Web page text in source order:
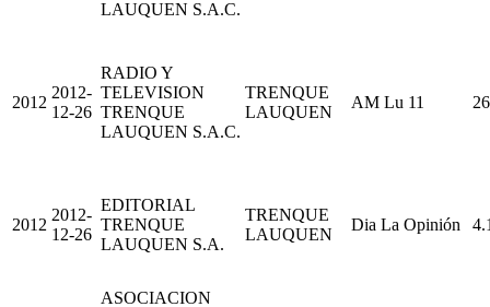
LAUQUEN S.A.C.
2012
2012-
12-26
RADIO Y
TELEVISION
TRENQUE
LAUQUEN S.A.C.
TRENQUE
LAUQUEN
AM Lu 11
2012
2012-
12-26
EDITORIAL
TRENQUE
LAUQUEN S.A.
TRENQUE
LAUQUEN
Dia La Opinión
ASOCIACION